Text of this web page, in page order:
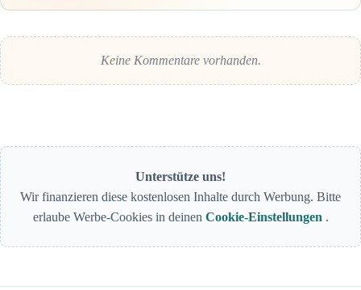
Keine Kommentare vorhanden.
Unterstütze uns!
Wir finanzieren diese kostenlosen Inhalte durch Werbung. Bitte
erlaube Werbe-Cookies in deinen Cookie-Einstellungen .